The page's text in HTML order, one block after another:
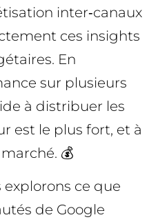
inter‑canaux
ces insights
En
sur plusieurs
à distribuer les
est le plus fort, et à
💰
explorons ce que
de Google